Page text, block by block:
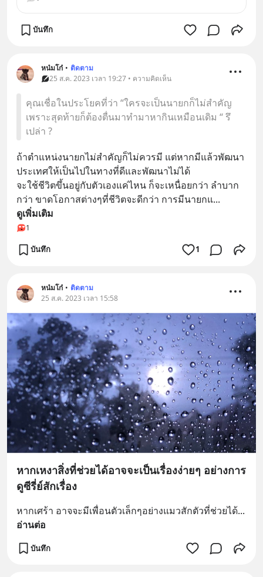
บันทึก
หน๋มโก๋ • ติดตาม
25 ส.ค. 2023 เวลา 19:27 • ความคิดเห็น
คุณเชื่อในประโยคที่ว่า “ใครจะเป็นนายกก็ไม่สำคัญ
เพราะสุดท้ายก็ต้องตื่นมาทำมาหากินเหมือนเดิม “ รึ
เปล่า ?
ถ้าตำแหน่งนายกไม่สำคัญก็ไม่ควรมี แต่หากมีแล้วพัฒนา
ประเทศให้เป็นไปในทางที่ดีและพัฒนาไม่ได้
จะใช้ชีวิตขึ้นอยู่กับตัวเองแค่ไหน ก็จะเหนื่อยกว่า ลำบาก
กว่า ขาดโอกาสต่างๆที่ชีวิตจะดีกว่า การมีนายกแ...
ดูเพิ่มเติม
1
บันทึก 1
หน๋มโก๋ • ติดตาม
25 ส.ค. 2023 เวลา 15:58
หากเหงาสิ่งที่ช่วยได้อาจจะเป็นเรื่องง่ายๆ อย่างการ
ดูซีรี่ย์สักเรื่อง
หากเศร้า อาจจะมีเพื่อนตัวเล็กๆอย่างแมวสักตัวที่ช่วยได้
อ่านต่อ
บันทึก